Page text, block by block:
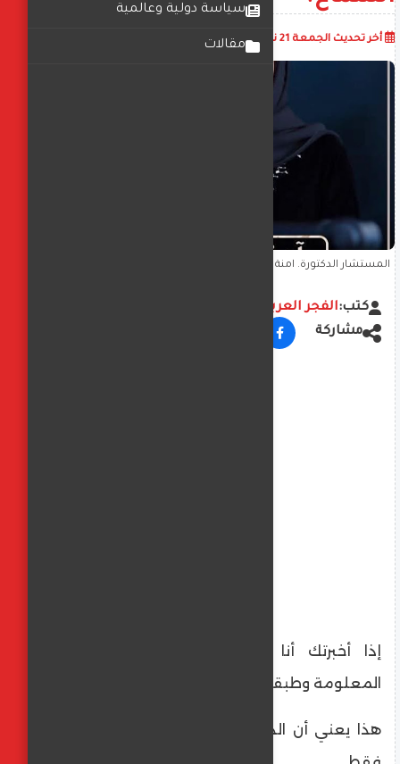
سياسة دولية وعالمية
مقالات أخر تحديث الجمعة 21 نوفمبر 2025
المستشار الدكتورة. آمنة الريسي :بين سطوة المعلومة وخوف التغيير…
كتب:الفجر العربي
مشاركة
إذا أخبرتك أنا معلومة، وأنت أخذت هذه
المعلومة وطبقتها
هذا يعني أن الذي تغير فيك هو (المعلومة)